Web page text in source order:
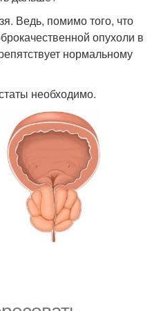
Ведь, помимо того, что
опухоли в
нормальному
необходимо.